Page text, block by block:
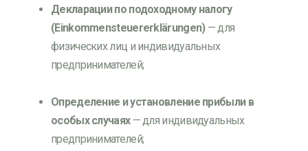
Декларации по подоходному налогу
(Einkommensteuererklärungen)— для
физических лиц и индивидуальных
предпринимателей;
Определение и установление прибыли в
особых случаях— для индивидуальных
предпринимателей;